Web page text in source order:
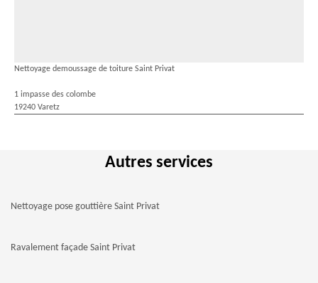
Nettoyage demoussage de toiture Saint Privat
1 impasse des colombe
19240 Varetz
Autres services
Nettoyage pose gouttière Saint Privat
Ravalement façade Saint Privat